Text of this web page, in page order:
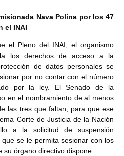
Nava Polina por los 47
el INAI
el Pleno del INAI, el organismo
los derechos de acceso a la
de datos personales se
por no contar con el número
por la ley. El Senado de la
en el nombramiento de al menos
las tres que faltan, para que ese
Corte de Justicia de la Nación
a la solicitud de suspensión
se le permita sesionar con los
su órgano directivo dispone.